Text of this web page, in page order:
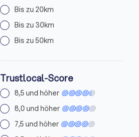
Bis zu 20km
Bis zu 30km
Bis zu 50km
Trustlocal-Score
8,5 und höher
8,0 und höher
7,5 und höher